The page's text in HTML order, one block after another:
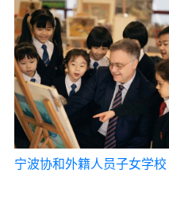
宁波协和外籍人员子女学校